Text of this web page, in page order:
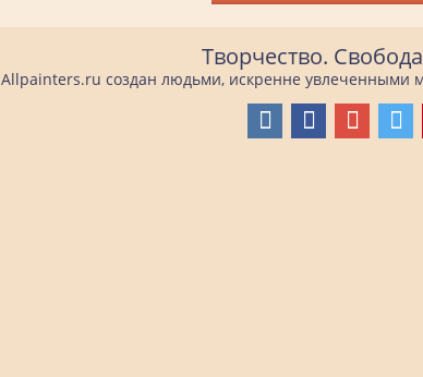
Творчество.
Allpainters.ru создан людьми, искренне увлеченными